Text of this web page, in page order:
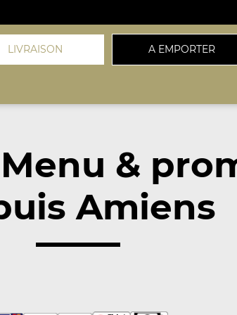
LIVRAISON A EMPORTER
&
Amiens